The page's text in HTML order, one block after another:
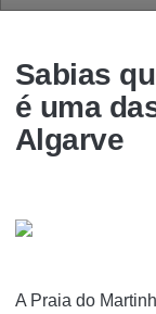
Sabias
é uma
Algarve
A Praia do